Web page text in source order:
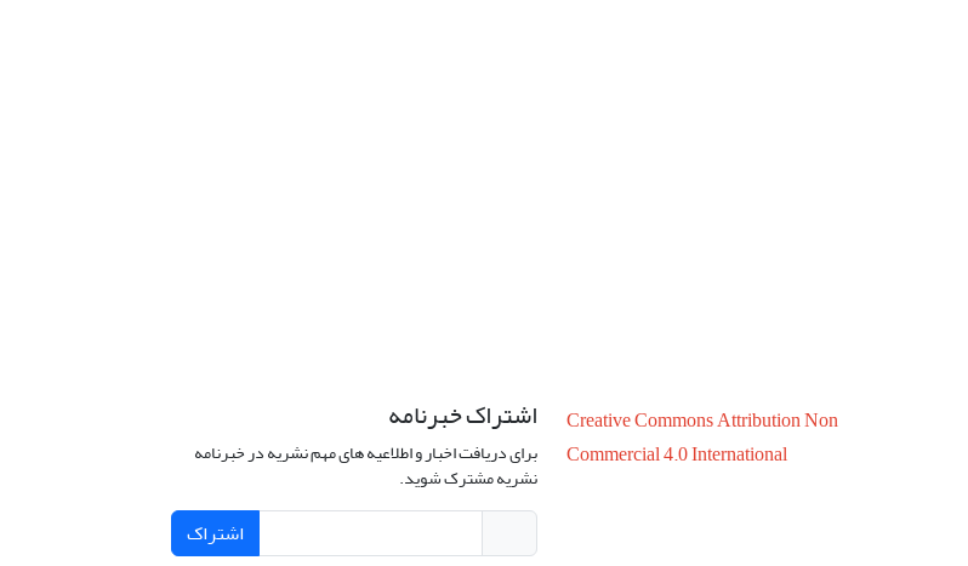
Creative Commons Attribution Non
Commercial 4.0 International
اشتراک خبرنامه
برای دریافت اخبار و اطلاعیه های مهم نشریه در خبرنامه
نشریه مشترک شوید.
اشتراک